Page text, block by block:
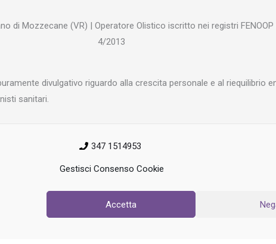
Gestisci Consenso Cookie
Accetta
di Mozzecane (VR) | Operatore Olistico iscritto nei registri
4/2013
divulgativo riguardo alla crescita personale e al riequilibrio
sanitari.
347 1514953